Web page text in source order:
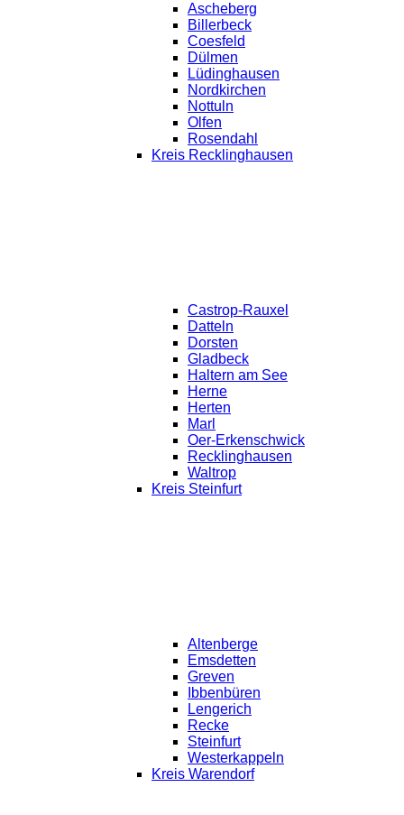
Ascheberg
Billerbeck
Coesfeld
Dülmen
Lüdinghausen
Nordkirchen
Nottuln
Olfen
Rosendahl
Kreis Recklinghausen
Castrop-Rauxel
Datteln
Dorsten
Gladbeck
Haltern am See
Herne
Herten
Marl
Oer-Erkenschwick
Recklinghausen
Waltrop
Kreis Steinfurt
Altenberge
Emsdetten
Greven
Ibbenbüren
Lengerich
Recke
Steinfurt
Westerkappeln
Kreis Warendorf